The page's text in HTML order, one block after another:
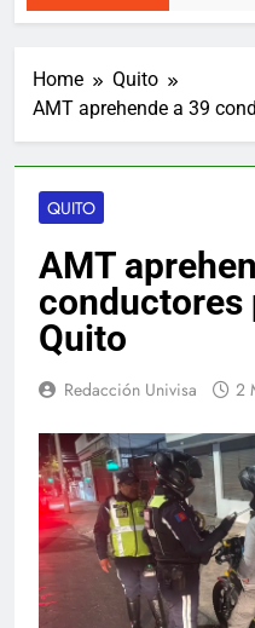
Home
Quito
AMT aprehende a 39
QUITO
AMT
conductores
Quito
Redacción Univisa 2